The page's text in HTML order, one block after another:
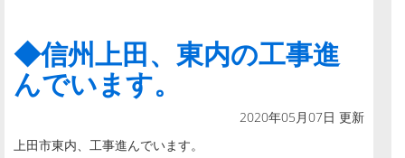
◆信州上田、東内の工事進
んでいます。
2020年05月07日 更新
上田市東内、工事進んでいます。